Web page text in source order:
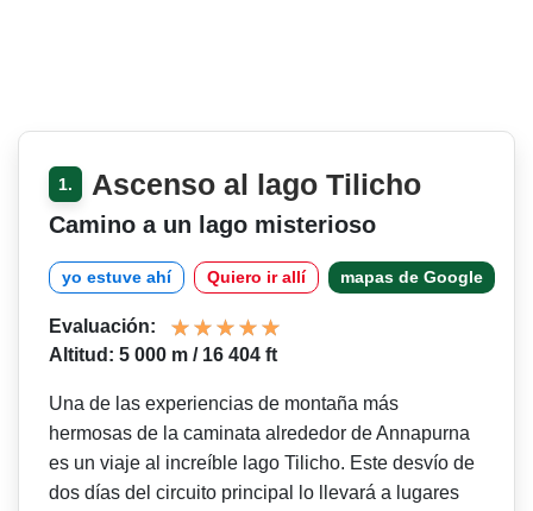
1. Ascenso al lago Tilicho
Camino a un lago misterioso
yo estuve ahí Quiero ir allí mapas de Google
Evaluación:
Altitud: 5 000 m / 16 404 ft
Una de las experiencias de montaña más
hermosas de la caminata alrededor de Annapurna
es un viaje al increíble lago Tilicho. Este desvío de
dos días del circuito principal lo llevará a lugares